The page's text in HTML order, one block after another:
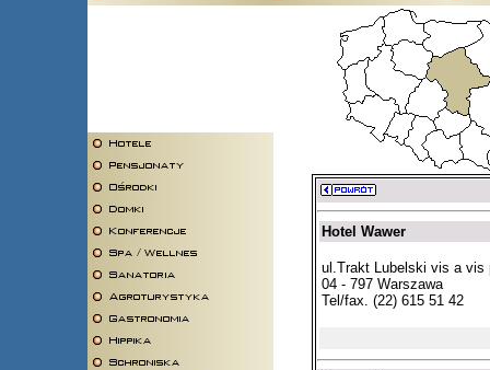
Hotel Wawer
ul.Trakt Lubelski vis a vis
04 - 797 Warszawa
Tel/fax. (22) 615 51 42